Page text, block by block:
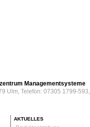
Managementsysteme
Ulm, Telefon: 07305 1799-
AKTUELLES